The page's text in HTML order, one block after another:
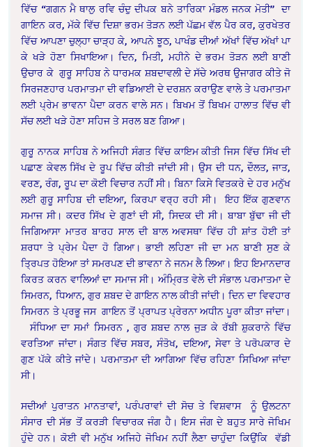
ਵਿੱਚ “ਗਗਨ ਮੈ ਥਾਲੁ ਰਵਿ ਚੰਦੁ ਦੀਪਕ ਬਨੇ ਤਾਰਿਕਾ ਮੰਡਲ ਜਨਕ ਮੋਤੀ” ਦਾ
ਗਾਇਨ ਕਰ, ਮੱਕੇ ਵਿੱਚ ਦਿਸ਼ਾ ਭਰਮ ਤੋੜਨ ਲਈ ਪੱਛਮ ਵੱਲ ਪੈਰ ਕਰ, ਕੁਰਖੇਤਰ
ਵਿੱਚ ਆਪਣਾ ਚੁਲ੍ਹਾ ਚਾੜ੍ਹ ਕੇ, ਆਪਨੇ ਝੂਠ, ਪਾਖੰਡ ਦੀਆਂ ਅੱਖਾਂ ਵਿੱਚ ਅੱਖਾਂ ਪਾ
ਕੇ ਖੜੇ ਹੋਣਾ ਸਿਖਾਇਆ। ਦਿਨ, ਮਿਤੀ, ਮਹੀਨੇ ਦੇ ਭਰਮ ਤੋੜਨ ਲਈ ਬਾਣੀ
ਉਚਾਰ ਕੇ ਗੁਰੂ ਸਾਹਿਬ ਨੇ ਧਾਰਮਕ ਸ਼ਬਦਾਵਲੀ ਦੇ ਸੱਚੇ ਅਰਥ ਉਜਾਗਰ ਕੀਤੇ ਜੋ
ਸਿਰਜਣਹਾਰ ਪਰਮਾਤਮਾ ਦੀ ਵਡਿਆਈ ਦੇ ਦਰਸ਼ਨ ਕਰਾਉਣ ਵਾਲੇ ਤੇ ਪਰਮਾਤਮਾ
ਲਈ ਪ੍ਰੇਮ ਭਾਵਨਾ ਪੈਦਾ ਕਰਨ ਵਾਲੇ ਸਨ। ਬਿਖਮ ਤੋਂ ਬਿਖਮ ਹਾਲਾਤ ਵਿੱਚ ਵੀ
ਸੱਚ ਲਈ ਖੜੇ ਹੋਣਾ ਸਹਿਜ ਤੇ ਸਰਲ ਬਣ ਗਿਆ।
ਗੁਰੂ ਨਾਨਕ ਸਾਹਿਬ ਨੇ ਅਜਿਹੀ ਸੰਗਤ ਵਿੱਚ ਕਾਇਮ ਕੀਤੀ ਜਿਸ ਵਿੱਚ ਸਿੱਖ ਦੀ
ਪਛਾਣ ਕੇਵਲ ਸਿੱਖ ਦੇ ਰੂਪ ਵਿੱਚ ਕੀਤੀ ਜਾਂਦੀ ਸੀ। ਉਸ ਦੀ ਧਨ, ਦੌਲਤ, ਜਾਤ,
ਵਰਣ, ਰੰਗ, ਰੂਪ ਦਾ ਕੋਈ ਵਿਚਾਰ ਨਹੀਂ ਸੀ। ਬਿਨਾ ਕਿਸੇ ਵਿਤਕਰੇ ਦੇ ਹਰ ਮਨੁੱਖ
ਲਈ ਗੁਰੂ ਸਾਹਿਬ ਦੀ ਦਇਆ, ਕਿਰਪਾ ਵਰ੍ਹ ਰਹੀ ਸੀ। ਇਹ ਇੱਕ ਗੁਣਵਾਨ
ਸਮਾਜ ਸੀ। ਕਦਰ ਸਿੱਖ ਦੇ ਗੁਣਾਂ ਦੀ ਸੀ, ਸਿਦਕ ਦੀ ਸੀ। ਬਾਬਾ ਬੁੱਢਾ ਜੀ ਦੀ
ਜਿਗਿਆਸਾ ਮਾਤਰ ਬਾਰਹ ਸਾਲ ਦੀ ਬਾਲ ਅਵਸਥਾ ਵਿੱਚ ਹੀ ਸ਼ਾਂਤ ਹੋਈ ਤਾਂ
ਸ਼ਰਧਾ ਤੇ ਪ੍ਰੇਮ ਪੈਦਾ ਹੋ ਗਿਆ। ਭਾਈ ਲਹਿਣਾ ਜੀ ਦਾ ਮਨ ਬਾਣੀ ਸੁਣ ਕੇ
ਤ੍ਰਿਪਤ ਹੋਇਆ ਤਾਂ ਸਮਰਪਣ ਦੀ ਭਾਵਨਾ ਨੇ ਜਨਮ ਲੈ ਲਿਆ। ਇਹ ਇਮਾਨਦਾਰ
ਕਿਰਤ ਕਰਨ ਵਾਲਿਆਂ ਦਾ ਸਮਾਜ ਸੀ। ਅੰਮ੍ਰਿਤ ਵੇਲੇ ਦੀ ਸੰਭਾਲ ਪਰਮਾਤਮਾ ਦੇ
ਸਿਮਰਨ, ਧਿਆਨ, ਗੁਰ ਸ਼ਬਦ ਦੇ ਗਾਇਨ ਨਾਲ ਕੀਤੀ ਜਾਂਦੀ। ਦਿਨ ਦਾ ਵਿਵਹਾਰ
ਸਿਮਰਨ ਤੇ ਪ੍ਰਭੂ ਜਸ ਗਾਇਨ ਤੋਂ ਪ੍ਰਾਪਤ ਪ੍ਰੇਰਨਾ ਅਧੀਨ ਪੂਰਾ ਕੀਤਾ ਜਾਂਦਾ।
ਸੰਧਿਆ ਦਾ ਸਮਾਂ ਸਿਮਰਨ , ਗੁਰ ਸ਼ਬਦ ਨਾਲ ਜੁੜ ਕੇ ਰੱਬੀ ਸ਼ੁਕਰਾਨੇ ਵਿੱਚ
ਵਰਤਿਆ ਜਾਂਦਾ। ਸੰਗਤ ਵਿੱਚ ਸਬਰ, ਸੰਤੋਖ, ਦਇਆ, ਸੇਵਾ ਤੇ ਪਰੋਪਕਾਰ ਦੇ
ਗੁਣ ਪੱਕੇ ਕੀਤੇ ਜਾਂਦੇ। ਪਰਮਾਤਮਾ ਦੀ ਆਗਿਆ ਵਿੱਚ ਰਹਿਣਾ ਸਿਖਿਆ ਜਾਂਦਾ
ਸੀ।
ਸਦੀਆਂ ਪੁਰਾਤਨ ਮਾਨਤਾਵਾਂ, ਪਰੰਪਰਾਵਾਂ ਦੀ ਸੋਚ ਤੇ ਵਿਸ਼ਵਾਸ ਨੂੰ ਉਲਟਨਾ
ਸੰਸਾਰ ਦੀ ਸੱਭ ਤੋਂ ਕਰੜੀ ਵਿਚਾਰਕ ਜੰਗ ਹੈ। ਇਸ ਜੰਗ ਦੇ ਬਹੁਤ ਸਾਰੇ ਜੋਖਿਮ
ਹੁੰਦੇ ਹਨ। ਕੋਈ ਵੀ ਮਨੁੱਖ ਅਜਿਹੇ ਜੋਖਿਮ ਨਹੀਂ ਲੈਣਾ ਚਾਹੁੰਦਾ ਕਿਉਂਕਿ ਵੱਡੀ